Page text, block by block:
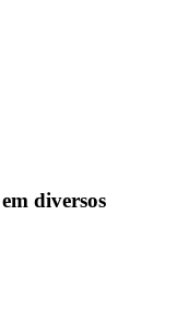
diversos